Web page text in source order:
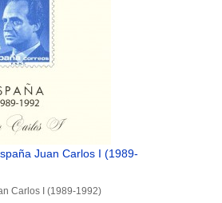
Juan Carlos I (1989-
Carlos I (1989-1992)